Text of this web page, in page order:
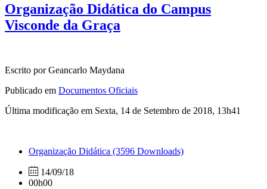
Organização Didática do Campus
Visconde da Graça
Escrito por Geancarlo Maydana
Publicado em Documentos Oficiais
Última modificação em Sexta, 14 de Setembro de 2018, 13h41
Organização Didática (3596 Downloads)
14/09/18
00h00